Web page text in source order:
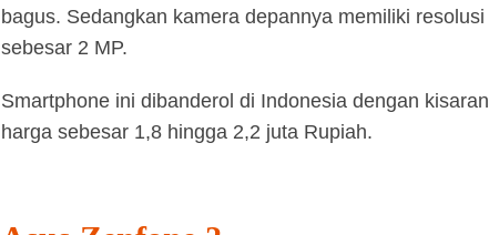
bagus. Sedangkan kamera depannya memiliki resolusi
sebesar 2 MP.
Smartphone ini dibanderol di Indonesia dengan kisaran
harga sebesar 1,8 hingga 2,2 juta Rupiah.